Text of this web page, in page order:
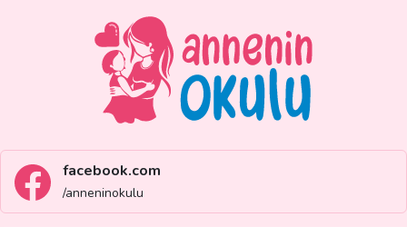
facebook.com
/anneninokulu